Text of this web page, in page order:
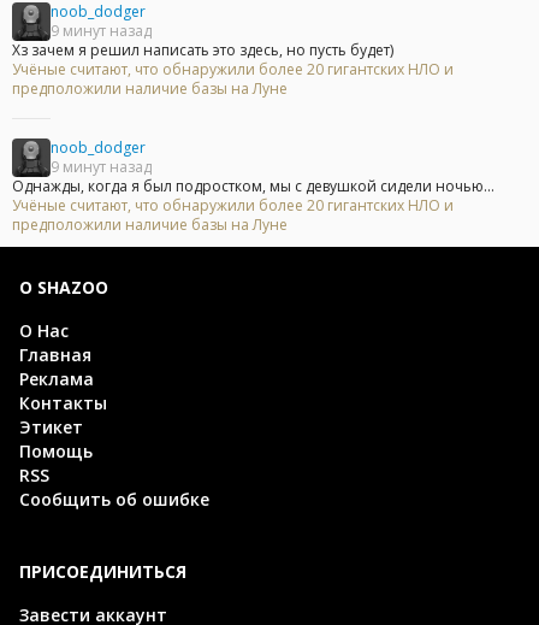
noob_dodger
9 минут назад
Хз зачем я решил написать это здесь, но пусть будет)
Учёные считают, что обнаружили более 20 гигантских НЛО и
предположили наличие базы на Луне
noob_dodger
9 минут назад
Однажды, когда я был подростком, мы с девушкой сидели ночью...
Учёные считают, что обнаружили более 20 гигантских НЛО и
предположили наличие базы на Луне
О SHAZOO
О Нас
Главная
Реклама
Контакты
Этикет
Помощь
RSS
Сообщить об ошибке
ПРИСОЕДИНИТЬСЯ
Завести аккаунт